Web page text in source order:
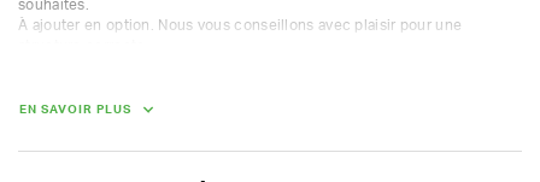
souhaités.
À ajouter en option. Nous vous conseillons avec plaisir pour une
pièces.
Classe 4 (300 kg/m²) - fourni avec les cadres ouverts et fermés.
EN SAVOIR PLUS